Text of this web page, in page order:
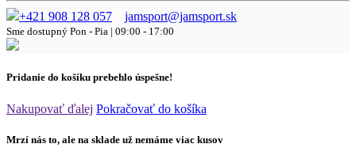
+421 908 128 057 jamsport@jamsport.sk
Sme dostupný Pon - Pia | 09:00 - 17:00
Pridanie do košíku prebehlo úspešne!
Nakupovať ďalej Pokračovať do košíka
Mrzí nás to, ale na sklade už nemáme viac kusov